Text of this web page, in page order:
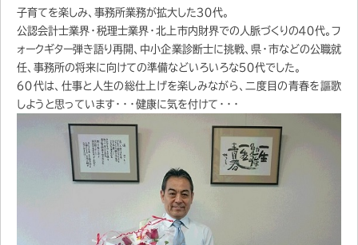
子育てを楽しみ、事務所業務が拡大した３０代。
公認会計士業界・税理士業界・北上市内財界での人脈づくりの４０代。フ
ォークギター弾き語り再開、中小企業診断士に挑戦、県・市などの公職就
任、事務所の将来に向けての準備などいろいろな５０代でした。
６０代は、仕事と人生の総仕上げを楽しみながら、二度目の青春を謳歌
しようと思っています・・・健康に気を付けて・・・